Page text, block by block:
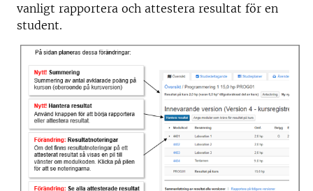
vanligt rapportera och attestera resultat för en
student.